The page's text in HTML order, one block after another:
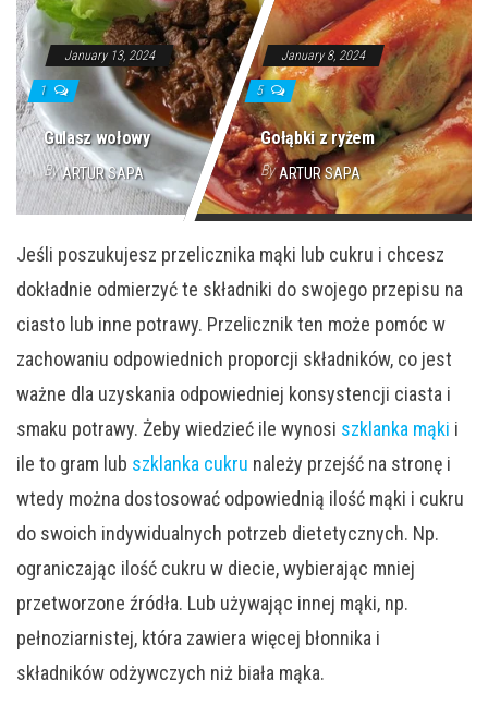
January 13, 2024
1
Gulasz wołowy
By ARTUR SAPA
January 8, 2024
5
Gołąbki z ryżem
By ARTUR SAPA
Jeśli poszukujesz przelicznika mąki lub cukru i chcesz
dokładnie odmierzyć te składniki do swojego przepisu na
ciasto lub inne potrawy. Przelicznik ten może pomóc w
zachowaniu odpowiednich proporcji składników, co jest
ważne dla uzyskania odpowiedniej konsystencji ciasta i
smaku potrawy. Żeby wiedzieć ile wynosi szklanka mąki i
ile to gram lub szklanka cukru należy przejść na stronę i
wtedy można dostosować odpowiednią ilość mąki i cukru
do swoich indywidualnych potrzeb dietetycznych. Np.
ograniczając ilość cukru w diecie, wybierając mniej
przetworzone źródła. Lub używając innej mąki, np.
pełnoziarnistej, która zawiera więcej błonnika i
składników odżywczych niż biała mąka.